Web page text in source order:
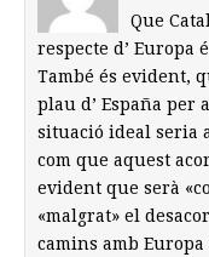
Que
respecte d’ Europa
També és evident,
plau d’ España per
situació ideal seria
com que aquest
evident que serà
«malgrat» el
camins amb Europa